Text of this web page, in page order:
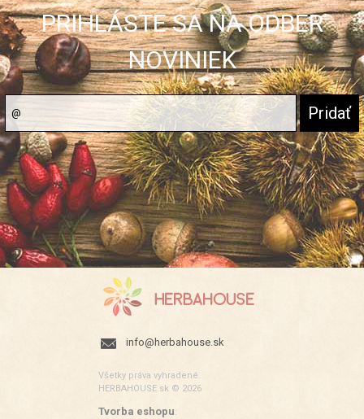
PRIHLÁSTE SA NA ODBER
NOVINIEK
info@herbahouse.sk
Všetky práva vyhradené.
HERBAHOUSE.sk © 2026
Tvorba eshopu: